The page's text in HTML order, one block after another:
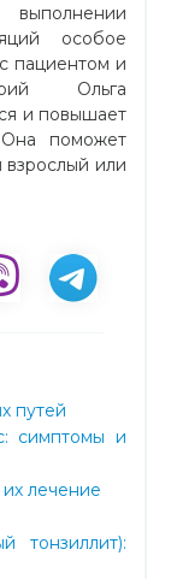
особое
пациентом и
Ольга
и повышает
Она поможет
или
путей
симптомы и
лечение
тонзиллит):